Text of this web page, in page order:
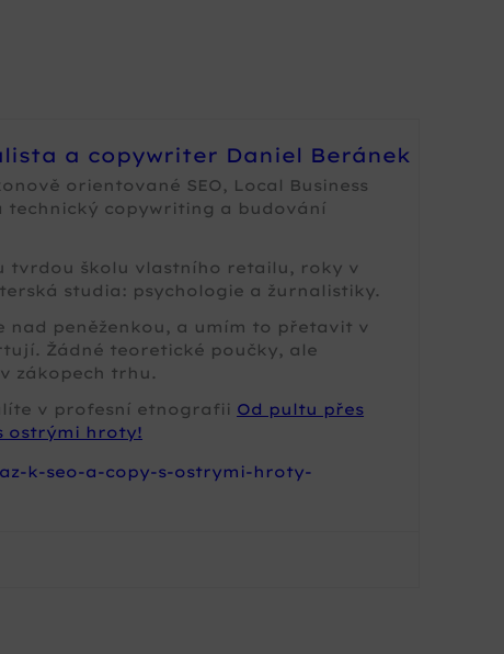
a copywriter Daniel Beránek
orientované SEO, Local Business
technický copywriting a budování
tvrdou školu vlastního retailu, roky v
studia: psychologie a žurnalistiky.
nad peněženkou, a umím to přetavit v
Žádné teoretické poučky, ale
zákopech trhu.
v profesní etnografii Od pultu přes
ostrými hroty!
k-seo-a-copy-s-ostrymi-hroty-